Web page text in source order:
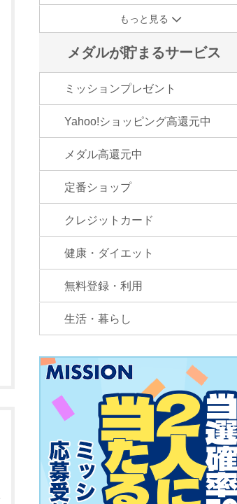
もっと見る
メダルが貯まるサービス
ミッションプレゼント
Yahoo!ショッピング高還元中
メダル高還元中
定番ショップ
クレジットカード
健康・ダイエット
無料登録・利用
生活・暮らし